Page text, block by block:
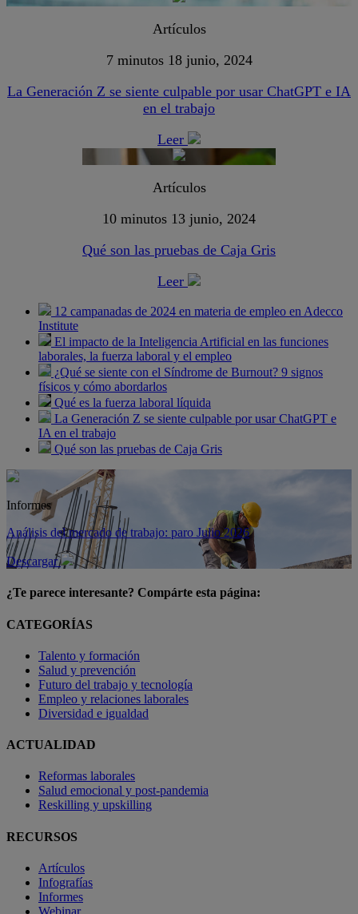
Artículos
7 minutos 18 junio, 2024
La Generación Z se siente culpable por usar ChatGPT e IA
en el trabajo
Leer
Artículos
10 minutos 13 junio, 2024
Qué son las pruebas de Caja Gris
Leer
12 campanadas de 2024 en materia de empleo en Adecco
Institute
El impacto de la Inteligencia Artificial en las funciones
laborales, la fuerza laboral y el empleo
¿Qué se siente con el Síndrome de Burnout? 9 signos
físicos y cómo abordarlos
Qué es la fuerza laboral líquida
La Generación Z se siente culpable por usar ChatGPT e
IA en el trabajo
Qué son las pruebas de Caja Gris
Informes
Análisis del mercado de trabajo: paro Julio 2026
Descargar
¿Te parece interesante? Compárte esta página:
CATEGORÍAS
Talento y formación
Salud y prevención
Futuro del trabajo y tecnología
Empleo y relaciones laborales
Diversidad e igualdad
ACTUALIDAD
Reformas laborales
Salud emocional y post-pandemia
Reskilling y upskilling
RECURSOS
Artículos
Infografías
Informes
Webinar